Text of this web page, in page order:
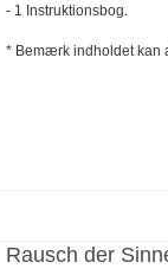
- 1 Instruktionsbog.
* Bemærk indholdet kan
Rausch der